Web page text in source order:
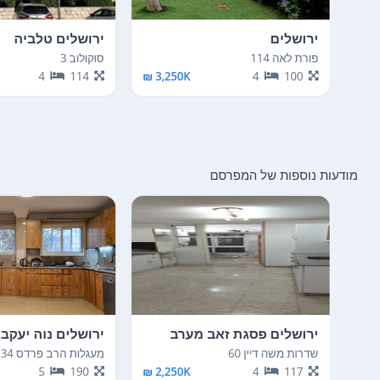
ירושלים
פורת לאה 114
100
4
3,250K ₪
ירושלים טלביה
סוקולוב 3
114
4
מודעות נוספות של המפרסם
ירושלים פסגת זאב מערב
שדרות משה דיין 60
117
4
2,250K ₪
ירושלים נוה יעקב
מעגלות הרב פרדס 34
190
5